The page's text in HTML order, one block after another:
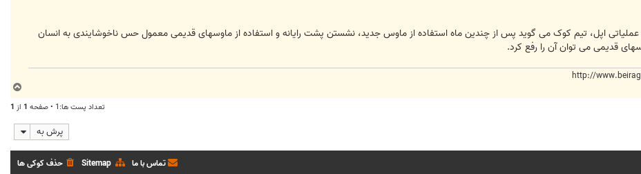
اپل، تیم کوک می گوید پس از چندین ماه استفاده از ماوس جدید، نشستن پشت رایانه و استفاده از ماوسهای قدیمی معمول حس ناخوشایندی به انسان
قدیمی می توان آن را رفع کرد.
http://
ا
تعداد پست ها:1 • صفحه 1 از 1
پرش به
حذف کوکی ها Sitemap تماس با ما